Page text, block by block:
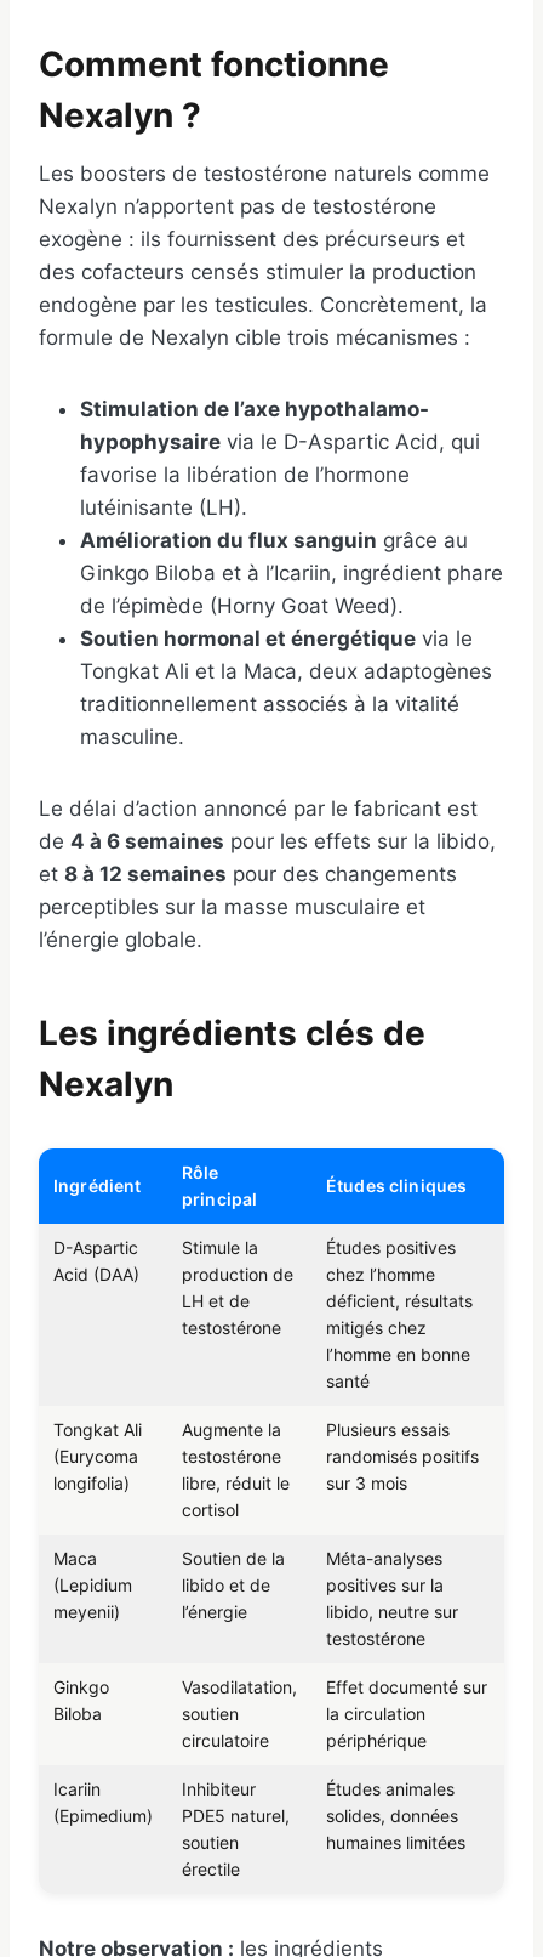
Comment fonctionne
Nexalyn ?
Les boosters de testostérone naturels comme
Nexalyn n’apportent pas de testostérone
exogène : ils fournissent des précurseurs et
des cofacteurs censés stimuler la production
endogène par les testicules. Concrètement, la
formule de Nexalyn cible trois mécanismes :
Stimulation de l’axe hypothalamo-
hypophysaire via le D-Aspartic Acid, qui
favorise la libération de l’hormone
lutéinisante (LH).
Amélioration du flux sanguin grâce au
Ginkgo Biloba et à l’Icariin, ingrédient phare
de l’épimède (Horny Goat Weed).
Soutien hormonal et énergétique via le
Tongkat Ali et la Maca, deux adaptogènes
traditionnellement associés à la vitalité
masculine.
Le délai d’action annoncé par le fabricant est
de 4 à 6 semaines pour les effets sur la libido,
et 8 à 12 semaines pour des changements
perceptibles sur la masse musculaire et
l’énergie globale.
Les ingrédients clés de
Nexalyn
Ingrédient
Rôle
principal
Études cliniques
D-Aspartic
Acid (DAA)
Stimule la
production de
LH et de
testostérone
Études positives
chez l’homme
déficient, résultats
mitigés chez
l’homme en bonne
santé
Tongkat Ali
(Eurycoma
longifolia)
Augmente la
testostérone
libre, réduit le
cortisol
Plusieurs essais
randomisés positifs
sur 3 mois
Maca
(Lepidium
meyenii)
Soutien de la
libido et de
l’énergie
Méta-analyses
positives sur la
libido, neutre sur
testostérone
Ginkgo
Biloba
Vasodilatation,
soutien
circulatoire
Effet documenté sur
la circulation
périphérique
Icariin
(Epimedium)
Inhibiteur
PDE5 naturel,
soutien
érectile
Études animales
solides, données
humaines limitées
Notre observation : les ingrédients